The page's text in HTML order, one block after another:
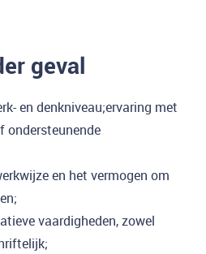
geval
en denkniveau;ervaring met
ondersteunende
en het vermogen om
vaardigheden, zowel